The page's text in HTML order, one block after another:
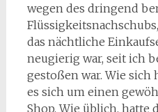
wegen des dringend
das nächtliche
neugierig war, seit ich
gestoßen war. Wie sich
es sich um einen
Shop. Wie üblich, hatte